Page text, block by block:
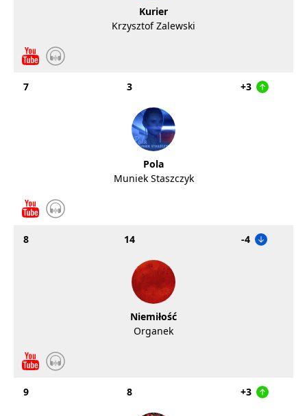
Kurier
Krzysztof Zalewski
7 3 +3
Pola
Muniek Staszczyk
8 14 -4
Niemiłość
Organek
9 8 +3